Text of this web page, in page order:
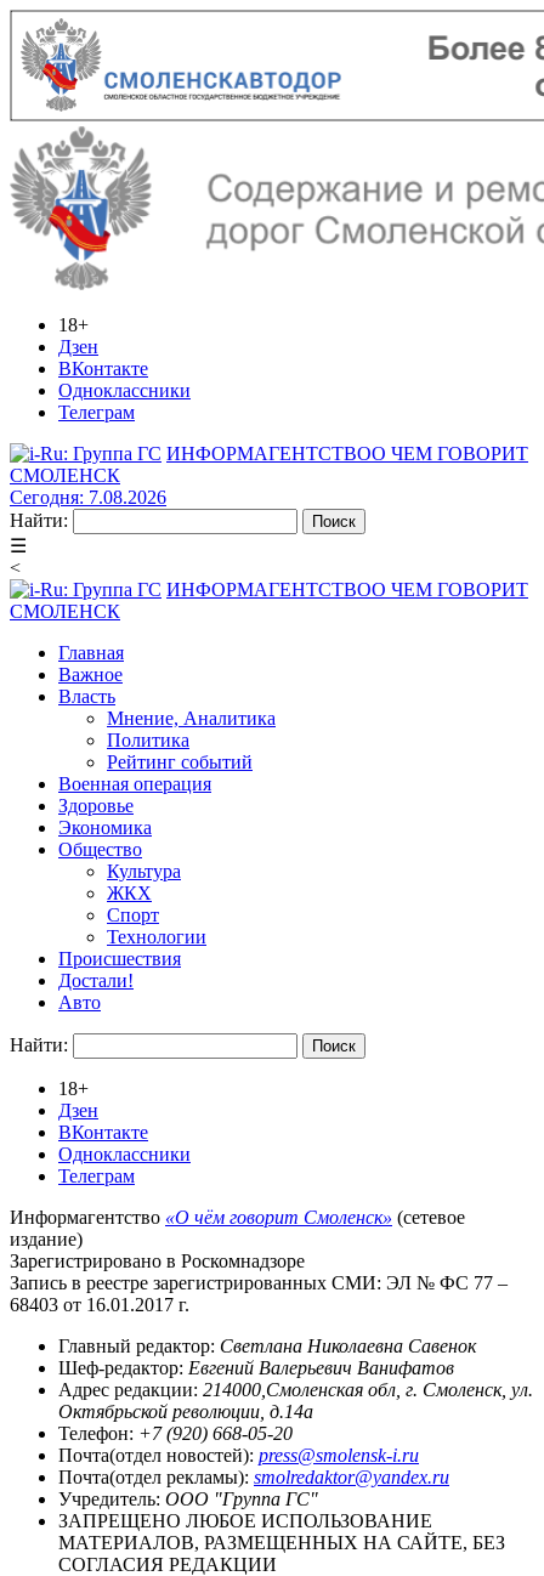
18+
Дзен
ВКонтакте
Одноклассники
Телеграм
ИНФОРМАГЕНТСТВОО ЧЕМ ГОВОРИТ
СМОЛЕНСК
Сегодня: 7.08.2026
Найти:
☰
<
ИНФОРМАГЕНТСТВОО ЧЕМ ГОВОРИТ
СМОЛЕНСК
Главная
Важное
Власть
Мнение, Аналитика
Политика
Рейтинг событий
Военная операция
Здоровье
Экономика
Общество
Культура
ЖКХ
Спорт
Технологии
Происшествия
Достали!
Авто
Найти:
18+
Дзен
ВКонтакте
Одноклассники
Телеграм
Информагентство «О чём говорит Смоленск» (сетевое
издание)
Зарегистрировано в Роскомнадзоре
Запись в реестре зарегистрированных СМИ: ЭЛ № ФС 77 –
68403 от 16.01.2017 г.
Главный редактор: Светлана Николаевна Савенок
Шеф-редактор: Евгений Валерьевич Ванифатов
Адрес редакции: 214000,Смоленская обл, г. Смоленск, ул.
Октябрьской революции, д.14а
Телефон: +7 (920) 668-05-20
Почта(отдел новостей): press@smolensk-i.ru
Почта(отдел рекламы): smolredaktor@yandex.ru
Учредитель: ООО "Группа ГС"
ЗАПРЕЩЕНО ЛЮБОЕ ИСПОЛЬЗОВАНИЕ
МАТЕРИАЛОВ, РАЗМЕЩЕННЫХ НА САЙТЕ, БЕЗ
СОГЛАСИЯ РЕДАКЦИИ